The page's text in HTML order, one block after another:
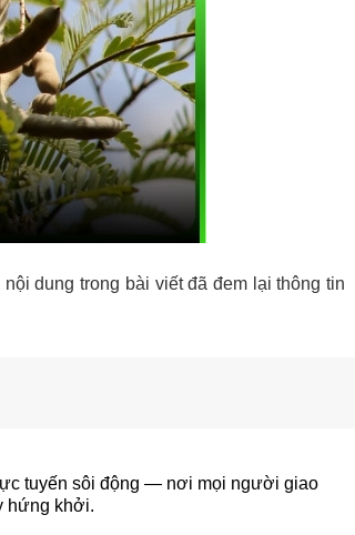
dung trong bài viết đã đem lại thông tin
tuyến sôi động — nơi mọi người giao
hứng khởi.